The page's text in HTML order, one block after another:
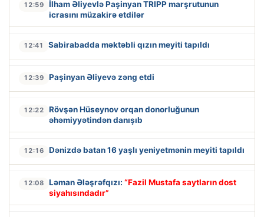
12:59
İlham Əliyevlə Paşinyan TRIPP marşrutunun
icrasını müzakirə etdilər
12:41 Sabirabadda məktəbli qızın meyiti tapıldı
12:39 Paşinyan Əliyevə zəng etdi
12:22
Rövşən Hüseynov orqan donorluğunun
əhəmiyyətindən danışıb
12:16 Dənizdə batan 16 yaşlı yeniyetmənin meyiti tapıldı
12:08 Ləman Ələşrəfqızı: “Fazil Mustafa saytların dost
siyahısındadır”